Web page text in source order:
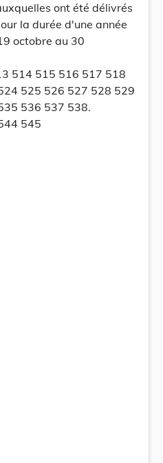
ont été délivrés
la durée d'une année
octobre au 30
514 515 516 517 518
525 526 527 528 529
536 537 538.
545